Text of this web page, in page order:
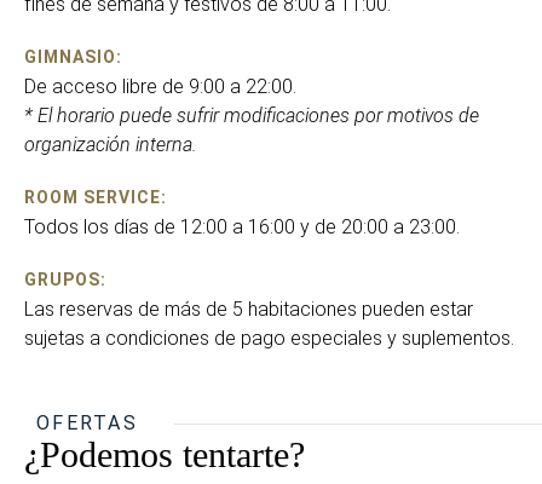
GIMNASIO:
De acceso libre de 9:00 a 22:00.
* El horario puede sufrir modificaciones por motivos de
organización interna.
ROOM SERVICE:
Todos los días de 12:00 a 16:00 y de 20:00 a 23:00.
GRUPOS:
Las reservas de más de 5 habitaciones pueden estar
sujetas a condiciones de pago especiales y suplementos.
OFERTAS
¿Podemos tentarte?